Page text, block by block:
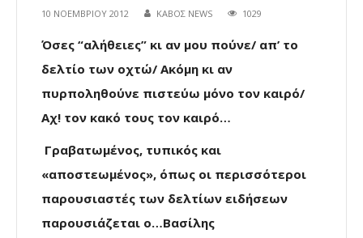
10 ΝΟΕΜΒΡΊΟΥ 2012 ΚΑΒΟΣ NEWS 1029
Όσες “αλήθειες” κι αν μου πούνε/ απ’ το
δελτίο των οχτώ/ Ακόμη κι αν
πυρποληθούνε πιστεύω μόνο τον καιρό/
Αχ! τον κακό τους τον καιρό…
Γραβατωμένος, τυπικός και
«αποστεωμένος», όπως οι περισσότεροι
παρουσιαστές των δελτίων ειδήσεων
παρουσιάζεται ο…Βασίλης